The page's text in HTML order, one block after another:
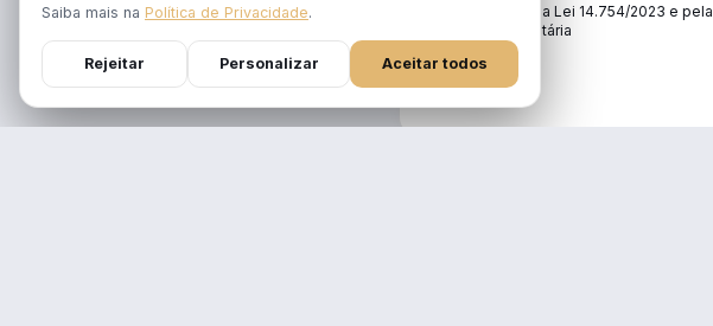
Atualizado pela Lei 14.754/2023 e pela
Reforma Tributária
DURAÇÃO
12 meses
Saiba mais na Política de Privacidade.
Rejeitar Personalizar Aceitar todos